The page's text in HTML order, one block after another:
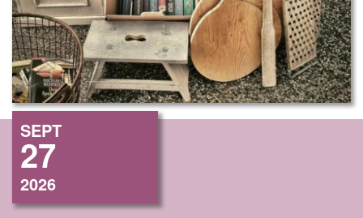
SEPT
27
2026